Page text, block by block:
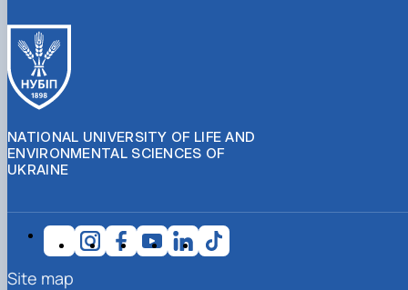
NATIONAL UNIVERSITY OF LIFE AND
ENVIRONMENTAL SCIENCES OF
UKRAINE
Site map